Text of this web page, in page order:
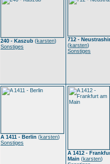
240 - Kaszub (karsten)
Sonstiges
712 -
(karsten)
Sonstiges
A 1411 - Berlin (karsten)
Sonstiges
A 1412 -
Main (karsten)